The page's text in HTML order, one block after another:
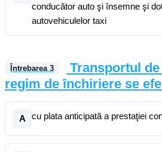
conducător auto şi însemne şi
autovehiculelor taxi
Întrebarea 3
Transportul
regim de închiriere se
A cu plata anticipată a prestaţiei